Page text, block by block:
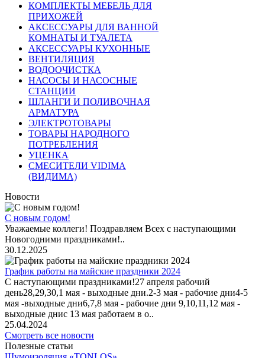
КОМПЛЕКТЫ МЕБЕЛЬ ДЛЯ
ПРИХОЖЕЙ
АКСЕССУАРЫ ДЛЯ ВАННОЙ
КОМНАТЫ И ТУАЛЕТА
АКСЕССУАРЫ КУХОННЫЕ
ВЕНТИЛЯЦИЯ
ВОДООЧИСТКА
НАСОСЫ И НАСОСНЫЕ
СТАНЦИИ
ШЛАНГИ И ПОЛИВОЧНАЯ
АРМАТУРА
ЭЛЕКТРОТОВАРЫ
ТОВАРЫ НАРОДНОГО
ПОТРЕБЛЕНИЯ
УЦЕНКА
СМЕСИТЕЛИ VIDIMA
(ВИДИМА)
Новости
С новым годом!
Уважаемые коллеги! Поздравляем Всех с наступающими
Новогодними праздниками!..
30.12.2025
График работы на майские праздники 2024
С наступающими праздниками!27 апреля рабочий
день28,29,30,1 мая - выходные дни.2-3 мая - рабочие дни4-5
мая -выходные дни6,7,8 мая - рабочие дни 9,10,11,12 мая -
выходные днис 13 мая работаем в о..
25.04.2024
Смотреть все новости
Полезные статьи